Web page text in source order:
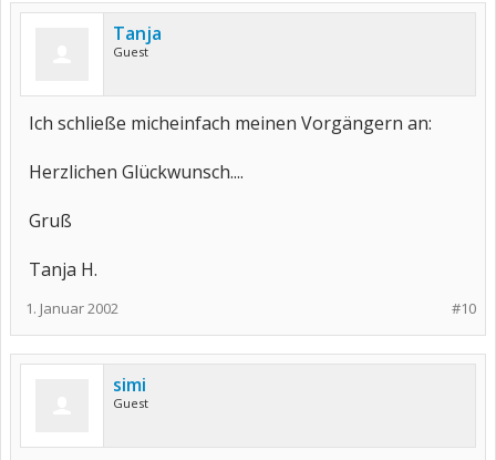
Tanja
Guest
Ich schließe micheinfach meinen Vorgängern an:
Herzlichen Glückwunsch....
Gruß
Tanja H.
#10
1. Januar 2002
simi
Guest